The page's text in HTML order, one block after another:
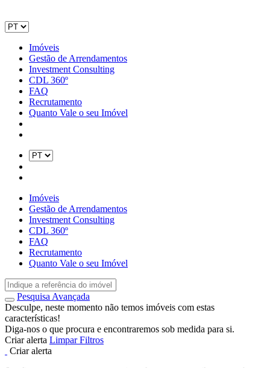
Imóveis
Gestão de Arrendamentos
Investment Consulting
CDL 360º
FAQ
Recrutamento
Quanto Vale o seu Imóvel
Imóveis
Gestão de Arrendamentos
Investment Consulting
CDL 360º
FAQ
Recrutamento
Quanto Vale o seu Imóvel
Pesquisa Avançada
Desculpe, neste momento não temos imóveis com estas
características!
Diga-nos o que procura e encontraremos sob medida para si.
Criar alerta Limpar Filtros
Criar alerta